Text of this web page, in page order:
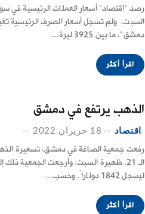
رصد "اقتصاد" أسعار العملات الرئيسية في
السبت. ولم تسجل أسعار الصرف الرئيسية
دمشق"، ما بين 3925 ليرة...
اقرأ أكثر
الذهب يرتفع في دمشق
اقتصاد -- 18 حزيران 2022 --
الـ 21، ظهيرة السبت. وأرجعت الجمعية
ليسجل 1842 دولاراً. وحسب...
اقرأ أكثر